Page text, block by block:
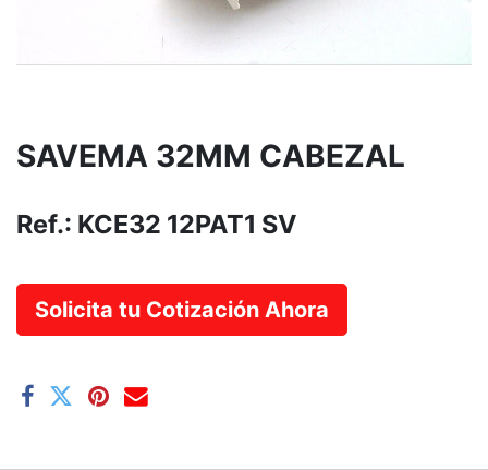
SAVEMA 32MM CABEZAL
Ref.: KCE32 12PAT1 SV
Solicita tu Cotización Ahora